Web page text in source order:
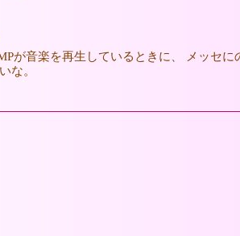
が音楽を再生しているときに、 メッ
な。